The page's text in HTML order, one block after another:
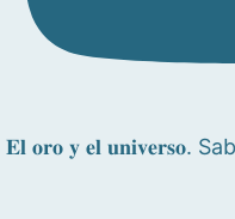
𝐄𝐥 𝐨𝐫𝐨 𝐲 𝐞𝐥 𝐮𝐧𝐢𝐯𝐞𝐫𝐬𝐨.